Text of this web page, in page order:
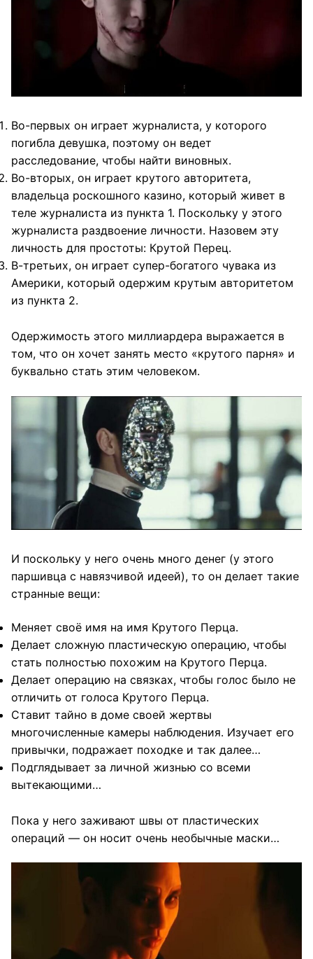
Во-первых он играет журналиста, у которого
погибла девушка, поэтому он ведет
расследование, чтобы найти виновных.
Во-вторых, он играет крутого авторитета,
владельца роскошного казино, который живет в
теле журналиста из пункта 1. Поскольку у этого
журналиста раздвоение личности. Назовем эту
личность для простоты: Крутой Перец.
В-третьих, он играет супер-богатого чувака из
Америки, который одержим крутым авторитетом
из пункта 2.
Одержимость этого миллиардера выражается в
том, что он хочет занять место «крутого парня» и
буквально стать этим человеком.
И поскольку у него очень много денег (у этого
паршивца с навязчивой идеей), то он делает такие
странные вещи:
Меняет своё имя на имя Крутого Перца.
Делает сложную пластическую операцию, чтобы
стать полностью похожим на Крутого Перца.
Делает операцию на связках, чтобы голос было не
отличить от голоса Крутого Перца.
Ставит тайно в доме своей жертвы
многочисленные камеры наблюдения. Изучает его
привычки, подражает походке и так далее…
Подглядывает за личной жизнью со всеми
вытекающими…
Пока у него заживают швы от пластических
операций — он носит очень необычные маски…